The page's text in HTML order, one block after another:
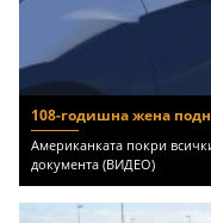
108-годишна жена
Американката покри
документа (ВИДЕО)